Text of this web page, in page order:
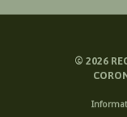
© 2026